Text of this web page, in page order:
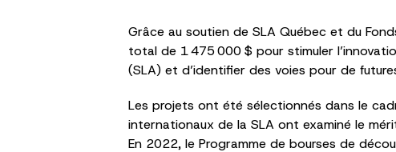
Grâce au soutien de SLA Québec et du
total de 1 475 000 $ pour stimuler
(SLA) et d’identifier des voies pour de
Les projets ont été sélectionnés dans le
internationaux de la SLA ont examiné le
En 2022, le Programme de bourses de